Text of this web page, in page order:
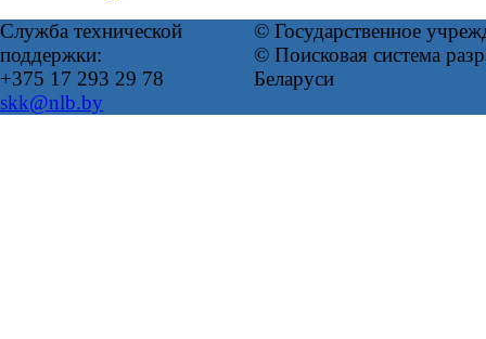
Служба технической
поддержки:
+375 17 293 29 78
skk@nlb.by
© Государственное
© Поисковая система
Беларуси